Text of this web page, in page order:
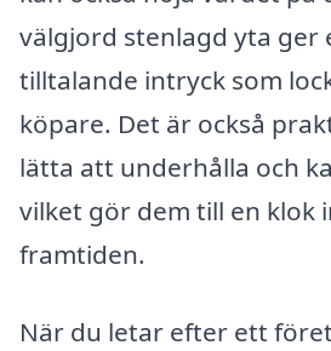
välgjord stenlagd yta ger
tilltalande intryck som
köpare. Det är också
lätta att underhålla och
vilket gör dem till en klok
framtiden.
När du letar efter ett